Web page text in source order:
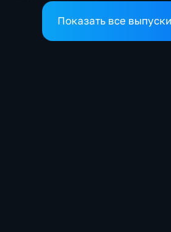
Показать все выпуски